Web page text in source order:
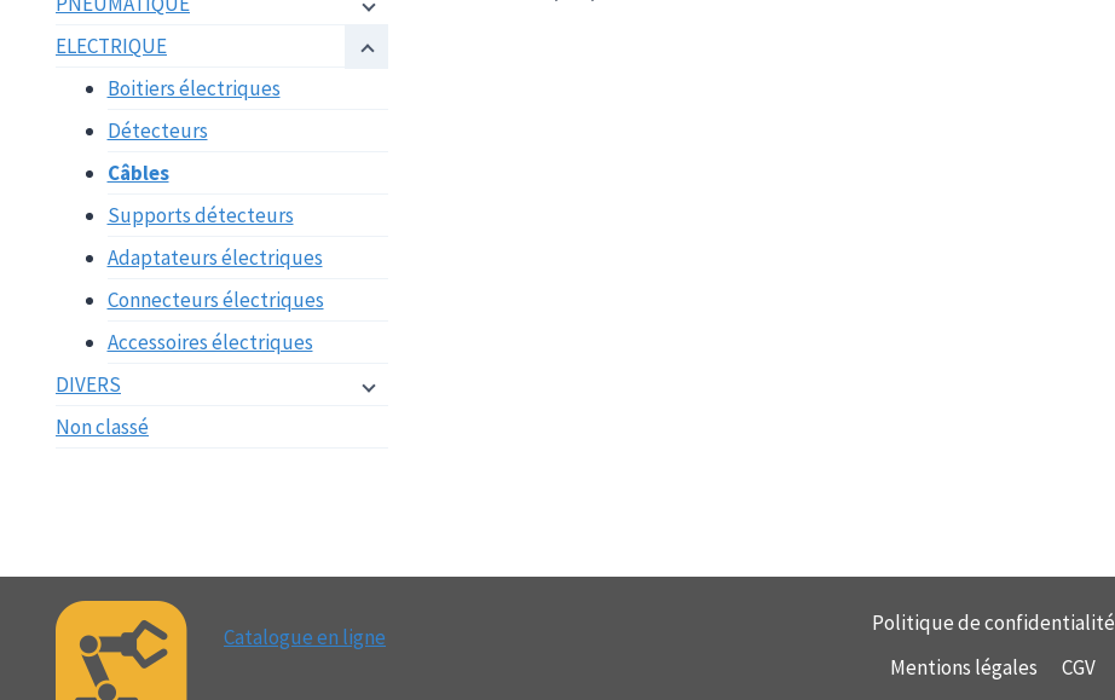
ELECTRIQUE
Boitiers électriques
Détecteurs
Câbles
Supports détecteurs
Adaptateurs électriques
Connecteurs électriques
Accessoires électriques
DIVERS
Non classé
Catalogue en ligne
Politique de confidentialité
Mentions légales
CGV